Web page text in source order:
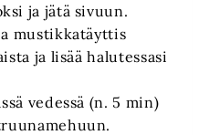
ja jätä sivuun.
mustikkatäyttis
ja lisää halutessasi
vedessä (n. 5 min)